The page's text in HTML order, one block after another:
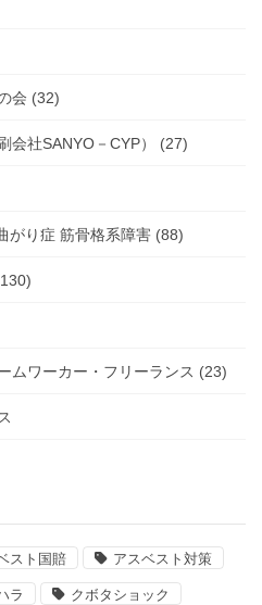
会 (32)
会社SANYO－CYP） (27)
がり症 筋骨格系障害 (88)
ムワーカー・フリーランス (23)
スト国賠 アスベスト対策
ラ クボタショック